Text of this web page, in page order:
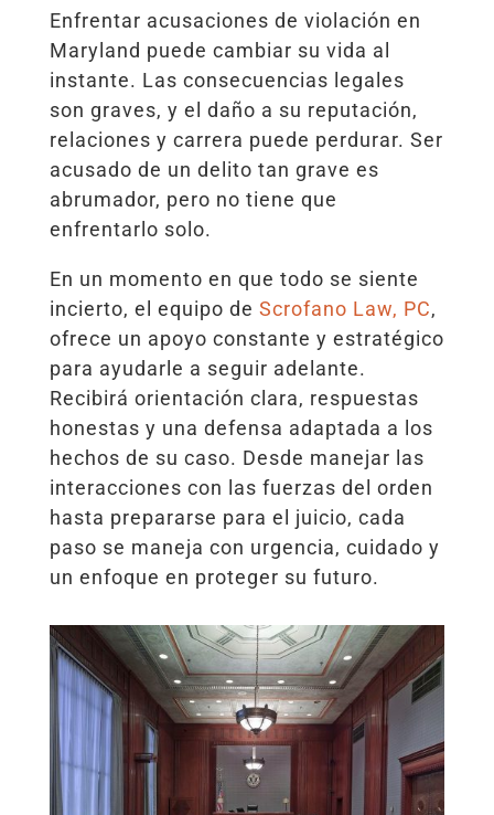
Enfrentar acusaciones de violación en
Maryland puede cambiar su vida al
instante. Las consecuencias legales
son graves, y el daño a su reputación,
relaciones y carrera puede perdurar. Ser
acusado de un delito tan grave es
abrumador, pero no tiene que
enfrentarlo solo.
En un momento en que todo se siente
incierto, el equipo de Scrofano Law, PC,
ofrece un apoyo constante y estratégico
para ayudarle a seguir adelante.
Recibirá orientación clara, respuestas
honestas y una defensa adaptada a los
hechos de su caso. Desde manejar las
interacciones con las fuerzas del orden
hasta prepararse para el juicio, cada
paso se maneja con urgencia, cuidado y
un enfoque en proteger su futuro.